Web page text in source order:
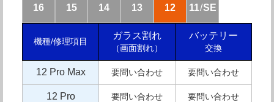
16 15 14 13 12 11/SE
機種/修理項目
ガラス割れ
（画面割れ）
バッテリー
交換
12 Pro Max 要問い合わせ 要問い合わせ
12 Pro 要問い合わせ 要問い合わせ